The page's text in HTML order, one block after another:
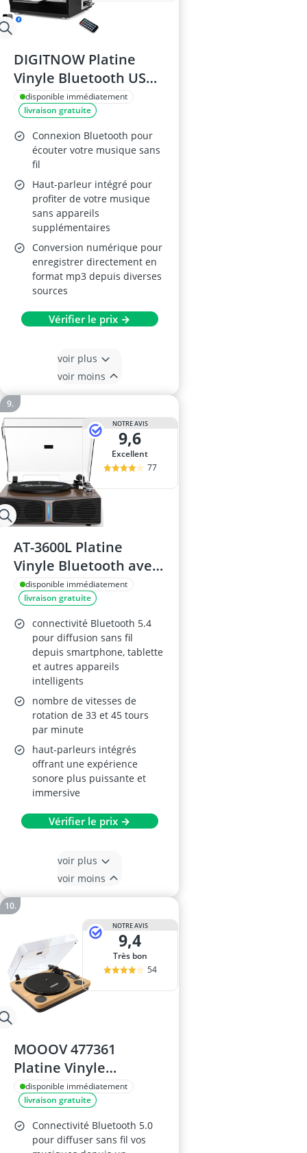
DIGITNOW Platine
Vinyle Bluetooth USB,
Lecteur CD, Cassette,
Radio FM, 3 Vitesses
disponible immédiatement
livraison gratuite
Connexion Bluetooth pour
écouter votre musique sans
fil
Haut-parleur intégré pour
profiter de votre musique
sans appareils
supplémentaires
Conversion numérique pour
enregistrer directement en
format mp3 depuis diverses
sources
Vérifier le prix →
voir plus
voir moins
NOTRE AVIS
9,6
Excellent
77
AT-3600L Platine
Vinyle Bluetooth avec
Haut-parleurs
intégrés – 33/45
tours/minute –
Contrepoids réglable –
Barre lumineuse à
luminosité réglable –
Brun
disponible immédiatement
livraison gratuite
connectivité Bluetooth 5.4
pour diffusion sans fil
depuis smartphone, tablette
et autres appareils
intelligents
nombre de vitesses de
rotation de 33 et 45 tours
par minute
haut-parleurs intégrés
offrant une expérience
sonore plus puissante et
immersive
Vérifier le prix →
voir plus
voir moins
NOTRE AVIS
9,4
Très bon
54
MOOOV 477361
Platine Vinyle
Bluetooth avec
Couvercle de
Protection,
Enregistrement USB,
disponible immédiatement
livraison gratuite
Connectivité Bluetooth 5.0
pour diffuser sans fil vos